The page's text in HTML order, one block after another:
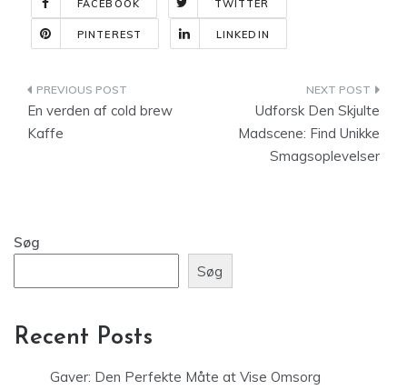
FACEBOOK TWITTER
PINTEREST LINKEDIN
Indlægsnavigation
En verden af cold brew
Kaffe
Udforsk Den Skjulte
Madscene: Find Unikke
Smagsoplevelser
Søg
Søg
Recent Posts
Gaver: Den Perfekte Måte at Vise Omsorg